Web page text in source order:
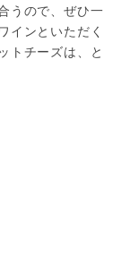
うので、ぜひ一
インといただく
トチーズは、と